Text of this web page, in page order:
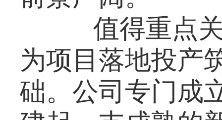
值得重点
为项目落地投产
础。公司专门成